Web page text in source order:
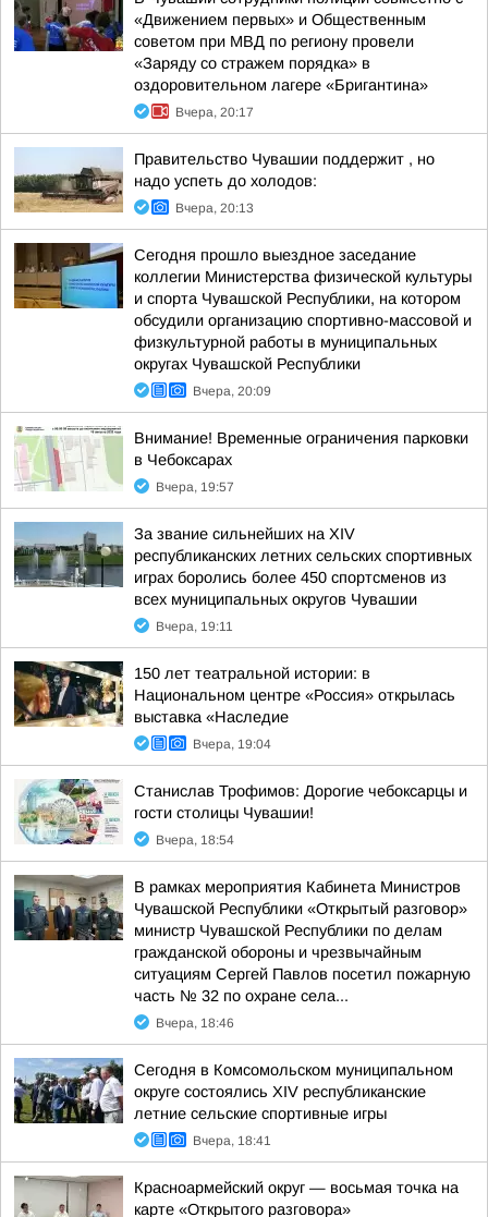
«Движением первых» и Общественным
советом при МВД по региону провели
«Заряду со стражем порядка» в
оздоровительном лагере «Бригантина»
Вчера, 20:17
Правительство Чувашии поддержит , но
надо успеть до холодов:
Вчера, 20:13
Сегодня прошло выездное заседание
коллегии Министерства физической культуры
и спорта Чувашской Республики, на котором
обсудили организацию спортивно-массовой и
физкультурной работы в муниципальных
округах Чувашской Республики
Вчера, 20:09
Внимание! Временные ограничения парковки
в Чебоксарах
Вчера, 19:57
За звание сильнейших на XIV
республиканских летних сельских спортивных
играх боролись более 450 спортсменов из
всех муниципальных округов Чувашии
Вчера, 19:11
150 лет театральной истории: в
Национальном центре «Россия» открылась
выставка «Наследие
Вчера, 19:04
Станислав Трофимов: Дорогие чебоксарцы и
гости столицы Чувашии!
Вчера, 18:54
В рамках мероприятия Кабинета Министров
Чувашской Республики «Открытый разговор»
министр Чувашской Республики по делам
гражданской обороны и чрезвычайным
ситуациям Сергей Павлов посетил пожарную
часть № 32 по охране села...
Вчера, 18:46
Сегодня в Комсомольском муниципальном
округе состоялись XIV республиканские
летние сельские спортивные игры
Вчера, 18:41
Красноармейский округ — восьмая точка на
карте «Открытого разговора»